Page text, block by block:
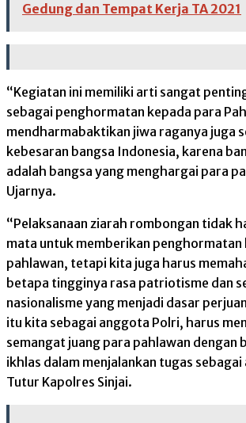
Gedung dan Tempat Kerja TA 2021
“Kegiatan ini memiliki arti sangat
sebagai penghormatan kepada para
mendharmabaktikan jiwa raganya juga
kebesaran bangsa Indonesia, karena
adalah bangsa yang menghargai para
Ujarnya.
“Pelaksanaan ziarah rombongan tidak
mata untuk memberikan penghormatan
pahlawan, tetapi kita juga harus
betapa tingginya rasa patriotisme dan
nasionalisme yang menjadi dasar
itu kita sebagai anggota Polri, harus
semangat juang para pahlawan dengan
ikhlas dalam menjalankan tugas
Tutur Kapolres Sinjai.